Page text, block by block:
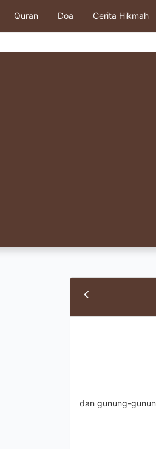
Quran Doa Cerita Hikmah
dan gunung-